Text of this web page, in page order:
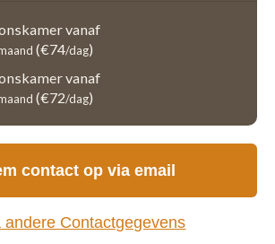
vanaf
(€74/dag)
vanaf
(€72/dag)
contact op via email
andere Contactgegevens